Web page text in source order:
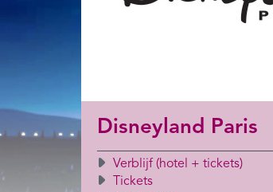
Disneyland Paris
Verblijf (hotel + tickets)
Tickets